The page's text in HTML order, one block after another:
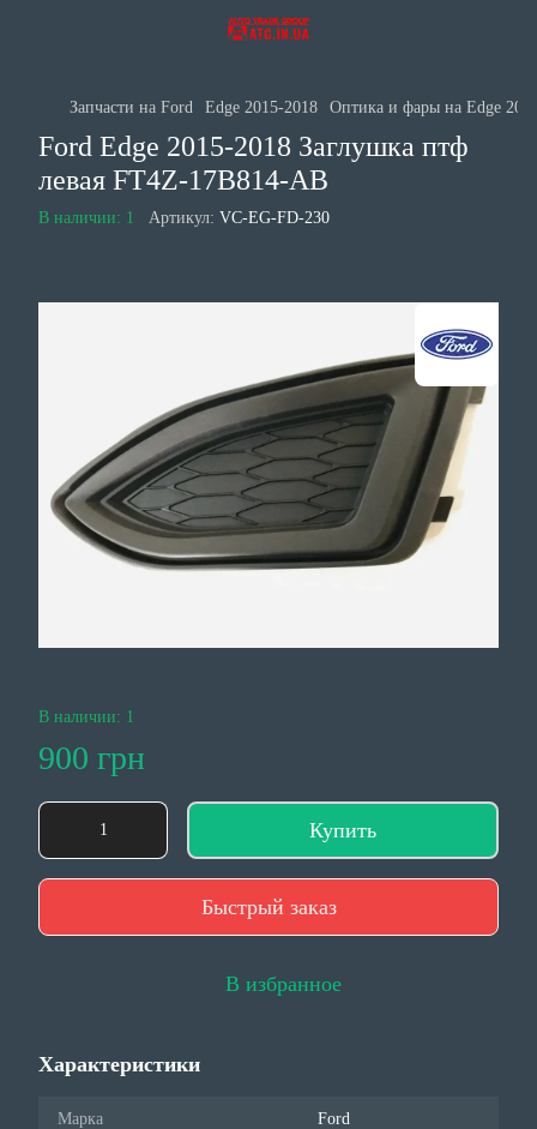
Запчасти на Ford Edge 2015-2018 Оптика и фары на Edge
Ford Edge 2015-2018 Заглушка птф
левая FT4Z-17B814-AB
В наличии: 1 Артикул: VC-EG-FD-230
В наличии: 1
900 грн
Купить
Быстрый заказ
В избранное
Характеристики
Марка Ford